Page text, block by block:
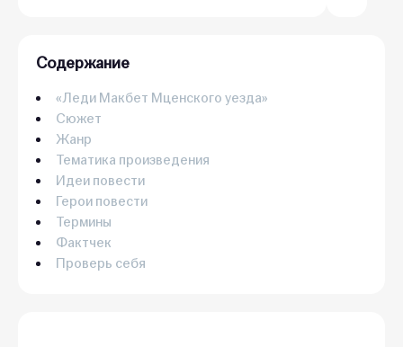
Содержание
«Леди Макбет Мценского уезда»
Сюжет
Жанр
Тематика произведения
Идеи повести
Герои повести
Термины
Фактчек
Проверь себя